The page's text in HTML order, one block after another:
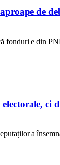
de
fondurile din
ci
a